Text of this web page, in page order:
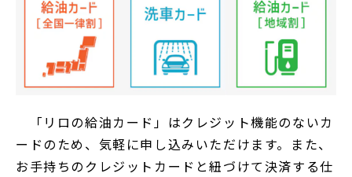
「リロの給油カード」はクレジット機能のないカ
ードのため、気軽に申し込みいただけます。また、
お手持ちのクレジットカードと紐づけて決済する仕